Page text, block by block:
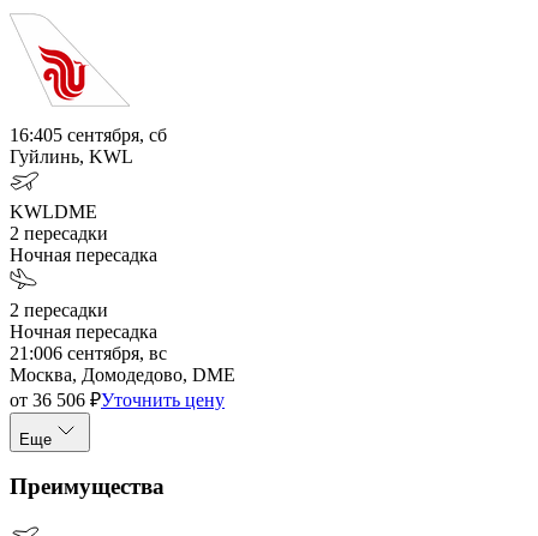
16:405 сентября, сб
Гуйлинь, KWL
KWLDME
2 пересадки
Ночная пересадка
2 пересадки
Ночная пересадка
21:006 сентября, вс
Москва, Домодедово, DME
от 36 506 ₽Уточнить цену
Еще
Преимущества